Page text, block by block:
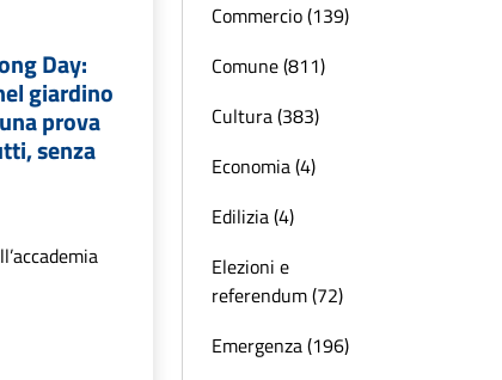
Day:
giardino
prova
senza
Commercio (139)
Comune (811)
Cultura (383)
Economia (4)
Edilizia (4)
Elezioni e
referendum (72)
Emergenza (196)